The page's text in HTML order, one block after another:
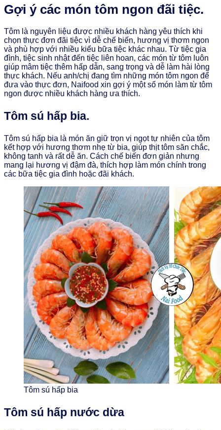
Gợi ý các món tôm ngon đãi tiệc.
Tôm là nguyên liệu được nhiều khách hàng yêu thích khi
chọn thực đơn đãi tiệc vì dễ chế biến, hương vị thơm ngon
và phù hợp với nhiều kiểu bữa tiệc khác nhau. Từ tiệc gia
đình, tiệc sinh nhật đến tiệc liên hoan, các món từ tôm luôn
giúp mâm tiệc thêm hấp dẫn, sang trọng và dễ làm hài lòng
thực khách. Nếu anh/chị đang tìm những món tôm ngon để
đưa vào thực đơn, Naifood xin gợi ý một số món làm từ tôm
ngon được nhiều khách hàng ưa thích.
Tôm sú hấp bia.
Tôm sú hấp bia là món ăn giữ trọn vị ngọt tự nhiên của tôm
kết hợp với hương thơm nhẹ từ bia, giúp thịt tôm săn chắc,
không tanh và rất dễ ăn. Cách chế biến đơn giản nhưng
mang lại hương vị đậm đà, thích hợp làm món chính trong
các bữa tiệc gia đình hoặc đãi khách.
Tôm sú hấp bia
Tôm sú hấp nước dừa